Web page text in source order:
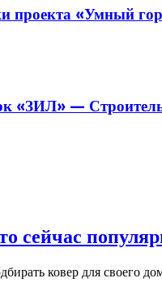
проекта «Умный
«ЗИЛ» —
сейчас
ковер для своего